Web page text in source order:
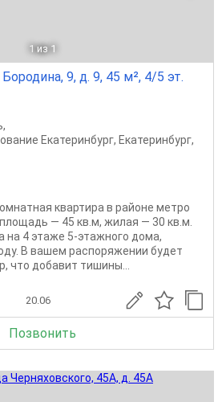
1 из 1
9, д. 9, 45 м², 4/5 эт.
,
Екатеринбург, Екатеринбург,
квартира в районе метро
— 45 кв.м, жилая — 30 кв.м.
на 4 этаже 5-этажного дома,
В вашем распоряжении будет
что добавит тишины...
20.06
Позвонить